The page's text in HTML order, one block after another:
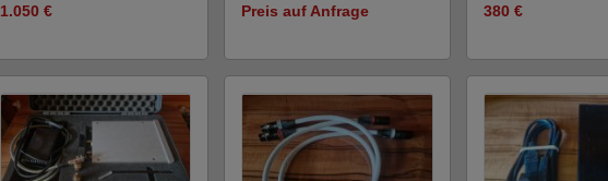
1.050 € Preis auf Anfrage 380 €